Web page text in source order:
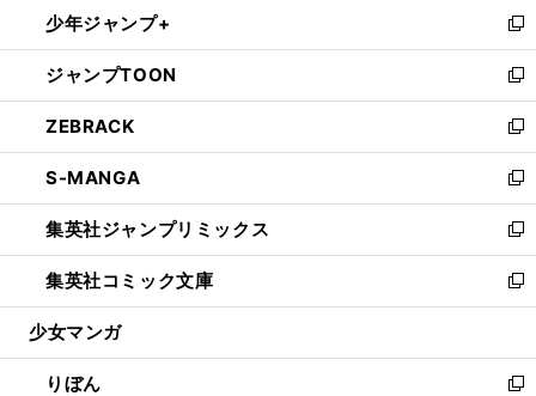
く
で
開
く
ド
ウ
で
開
く
ィ
ン
ド
ウ
で
開
く
い
ウ
ィ
ン
ド
ウ
で
開
く
少年ジャンプ+
新
し
い
ウ
ィ
ン
ド
ウ
で
開
く
ジャンプTOON
新
し
い
ウ
ィ
ン
ド
ウ
で
開
ZEBRACK
新
し
い
ウ
ィ
ン
ド
ウ
開
く
S-MANGA
新
し
い
ウ
ィ
ン
ウ
で
集英社ジャンプリミックス
新
し
い
ウ
ン
ド
集英社コミック文庫
新
し
ウ
ィ
少女マンガ
りぼん
新